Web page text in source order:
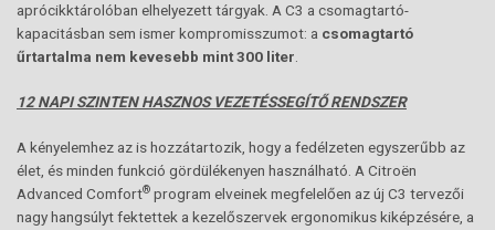
aprócikktárolóban elhelyezett tárgyak. A C3 a csomagtartó-
kapacitásban sem ismer kompromisszumot: a csomagtartó
űrtartalma nem kevesebb mint 300 liter
12 NAPI SZINTEN HASZNOS VEZETÉSSEGÍTŐ RENDSZER
A kényelemhez az is hozzátartozik, hogy a fedélzeten egyszerűbb az
élet, és minden funkció gördülékenyen használható. A Citroën
Advanced Comfort® program elveinek megfelelően az új C3 tervezői
nagy hangsúlyt fektettek a kezelőszervek ergonomikus kiképzésére, a